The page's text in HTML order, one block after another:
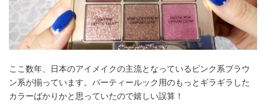
ここ数年、日本のアイメイクの主流となっているピンク系ブラウ
ン系が揃っています。パーティールック用のもっとギラギラした
カラーばかりかと思っていたので嬉しい誤算！